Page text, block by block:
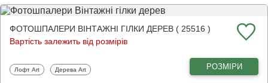
ФОТОШПАЛЕРИ ВІНТАЖНІ ГІЛКИ ДЕРЕВ ( 25516 )
Вартість залежить від розмірів
Фотошпалери
Лофт Art Фотошпалери
Дерева Art РОЗМІРИ